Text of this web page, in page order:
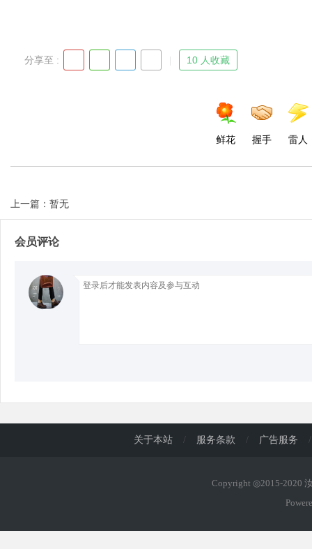
分享至 : 10 人收藏
鲜花 握手 雷人
上一篇：暂无
会员评论
关于本站 / 服务条款 / 广告服务 /
Copyright ◎2015-2020